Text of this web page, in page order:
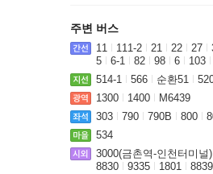
주변 버스
11 111-2 21 22 27
5
6-1 82 98 6 103
514-1
566 순환51
1300
1400
M6439
303
790 790B 800
534
3000(금촌역-인천터미널)
8830
9335 1801 8839